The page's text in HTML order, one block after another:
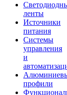
ленты
Источники
питания
Системы
управления
и
профили